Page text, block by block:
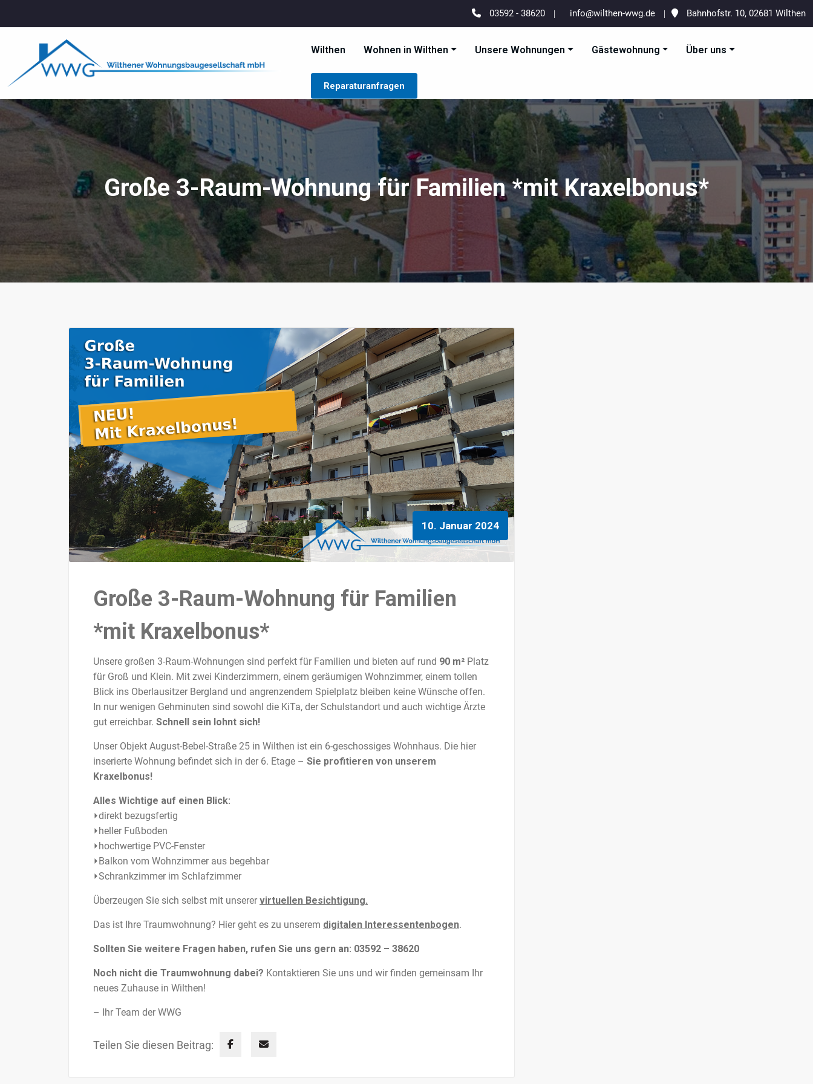
03592 - 38620 info@wilthen-wwg.de Bahnhofstr. 10, 02681 Wilthen
Wilthener Wohnungsbaugesellschaft mbH
Wilthen Wohnenswert Gedacht
Wilthen Wohnen in Wilthen Unsere Wohnungen Gästewohnung Über uns
Reparaturanfragen
Große 3-Raum-Wohnung für Familien *mit Kraxelbonus*
10. Januar 2024
Große 3-Raum-Wohnung für Familien
*mit Kraxelbonus*
Unsere großen 3-Raum-Wohnungen sind perfekt für Familien und bieten auf rund 90 m² Platz
für Groß und Klein. Mit zwei Kinderzimmern, einem geräumigen Wohnzimmer, einem tollen
Blick ins Oberlausitzer Bergland und angrenzendem Spielplatz bleiben keine Wünsche offen.
In nur wenigen Gehminuten sind sowohl die KiTa, der Schulstandort und auch wichtige Ärzte
gut erreichbar. Schnell sein lohnt sich!
Unser Objekt August-Bebel-Straße 25 in Wilthen ist ein 6-geschossiges Wohnhaus. Die hier
inserierte Wohnung befindet sich in der 6. Etage – Sie profitieren von unserem
Kraxelbonus!
Alles Wichtige auf einen Blick:
⏵direkt bezugsfertig
⏵heller Fußboden
⏵hochwertige PVC-Fenster
⏵Balkon vom Wohnzimmer aus begehbar
⏵Schrankzimmer im Schlafzimmer
Überzeugen Sie sich selbst mit unserervirtuellen Besichtigung.
Das ist Ihre Traumwohnung? Hier geht es zu unserem digitalen Interessentenbogen.
Sollten Sie weitere Fragen haben, rufen Sie uns gern an: 03592 – 38620
Noch nicht die Traumwohnung dabei? Kontaktieren Sie uns und wir finden gemeinsam Ihr
neues Zuhause in Wilthen!
– Ihr Team der WWG
Teilen Sie diesen Beitrag: